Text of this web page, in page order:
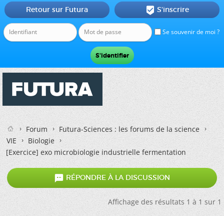
Se souvenir de moi ?
Retour sur Futura  S'inscrire
Forum
Futura-Sciences : les forums de la science
VIE
Biologie
[Exercice]exo microbiologie industrielle fermentation
 RÉPONDRE À LA DISCUSSION
Affichage des résultats 1 à 1 sur 1